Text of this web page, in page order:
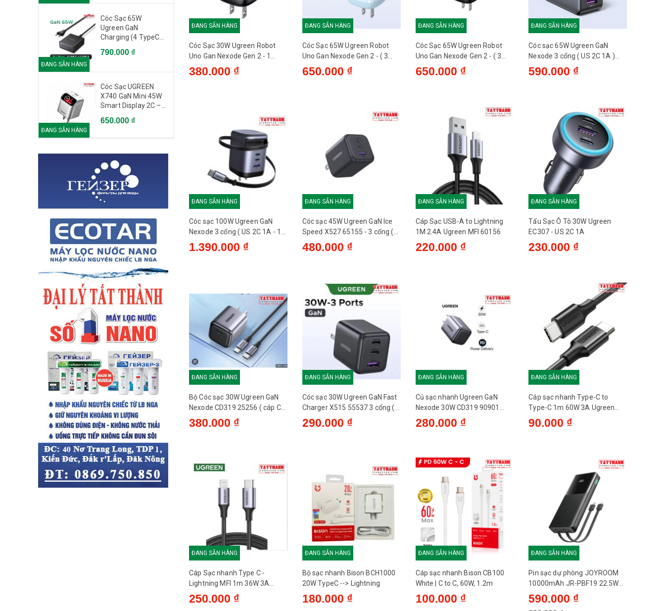
ĐANG SẴN HÀNG
Cóc Sạc 30W Ugreen Robot
Uno Gan Nexode Gen 2 - 1
Type-C - X622 45004
380.000 ₫
ĐANG SẴN HÀNG
Cóc Sạc 65W Ugreen Robot
Uno Gan Nexode Gen 2 - ( 3
Cổng 2C 1A) - X622 45003 -
Xanh hồng
650.000 ₫
ĐANG SẴN HÀNG
Cóc Sạc 65W Ugreen Robot
Uno Gan Nexode Gen 2 - ( 3
Cổng 2C 1A) - X622 45001 -
xám
650.000 ₫
ĐANG SẴN HÀNG
Cóc sạc 65W Ugreen GaN
Nexode 3 cổng ( US 2C 1A )
CD244 10334 US
590.000 ₫
ĐANG SẴN HÀNG
Cóc sạc 100W Ugreen GaN
Nexode 3 cổng ( US 2C 1A - 1C
dây rút) X606 - US
1.390.000 ₫
ĐANG SẴN HÀNG
Cóc sạc 45W Ugreen GaN Ice
Speed X527 65155 - 3 cổng (
US 2C 1A ) - US
480.000 ₫
ĐANG SẴN HÀNG
Cáp Sạc USB-A to Lightning
1M 2.4A Ugreen MFI 60156
220.000 ₫
ĐANG SẴN HÀNG
Tẩu Sạc Ô Tô 30W Ugreen
EC307 - US 2C 1A
230.000 ₫
ĐANG SẴN HÀNG
Bộ Cóc sạc 30W Ugreen GaN
Nexode CD319 25256 ( cáp C
To C )
380.000 ₫
ĐANG SẴN HÀNG
Cóc sạc 30W Ugreen GaN Fast
Charger X515 55537 3 cổng (
US 2C 1A ) - US
290.000 ₫
ĐANG SẴN HÀNG
Củ sạc nhanh Ugreen GaN
Nexode 30W CD319 90901
(1C)
280.000 ₫
ĐANG SẴN HÀNG
Cáp sạc nhanh Type-C to
Type-C 1m 60W 3A Ugreen
50997 US286 màu đen
90.000 ₫
ĐANG SẴN HÀNG
Cáp Sạc nhanh Type C -
Lightning MFI 1m 36W 3A
Ugreen 60759
250.000 ₫
ĐANG SẴN HÀNG
Bộ sạc nhanh Bison BCH1000
20W TypeC --> Lightning
180.000 ₫
ĐANG SẴN HÀNG
Cáp sạc nhanh Bison CB100
White | C to C, 60W, 1.2m
100.000 ₫
ĐANG SẴN HÀNG
Pin sạc dự phòng JOYROOM
10000mAh JR-PBF19 22.5W
Fast Charging Power Bank
590.000 ₫
ĐANG SẴN HÀNG
Cóc Sạc 65W
Ugreen GaN
Charging (4 TypeC
790.000 ₫
ĐANG SẴN HÀNG
Cóc Sạc UGREEN
X740 GaN Mini 45W
Smart Display 2C –
650.000 ₫